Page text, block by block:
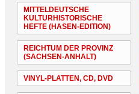
MITTELDEUTSCHE
KULTURHISTORISCHE
HEFTE (HASEN-EDITION)
REICHTUM DER PROVINZ
(SACHSEN-ANHALT)
VINYL-PLATTEN, CD, DVD